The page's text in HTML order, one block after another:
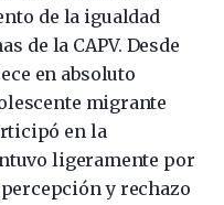
de la igualdad
de la CAPV. Desde
en absoluto
migrante
en la
ligeramente por
y rechazo